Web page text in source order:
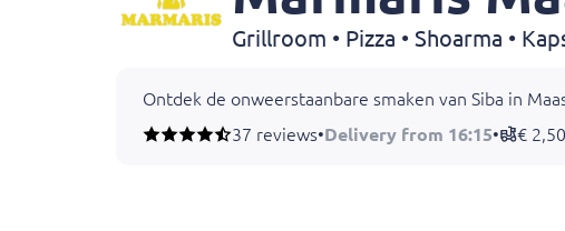
Ontdek de onweerstaanbare smaken van Siba in
37 reviews•Delivery from 16:15• €